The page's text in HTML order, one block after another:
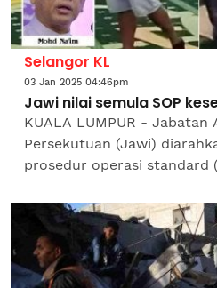
Selangor KL
03 Jan 2025 04:46pm
Jawi nilai semula SOP
KUALA LUMPUR - Jabatan
Persekutuan (Jawi)
prosedur operasi standard
siuman mengganggu...